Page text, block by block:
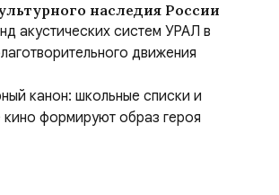
наследия России
акустических систем УРАЛ в
движения